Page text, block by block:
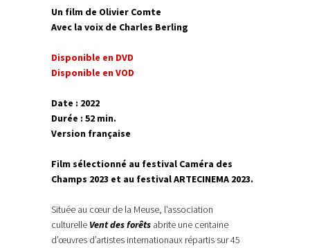
Un film de Olivier Comte
Avec la voix de Charles Berling
Disponible en DVD
Disponible en VOD
Date : 2022
Durée : 52 min.
Version française
Film sélectionné au festival Caméra des
Champs 2023 et au festival ARTECINEMA 2023.
Située au cœur de la Meuse, l’association
culturelle Vent des forêts abrite une centaine
d’œuvres d’artistes internationaux répartis sur 45